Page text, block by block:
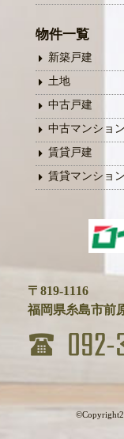
物件一覧
新築戸建
土地
中古戸建
中古マンション
賃貸戸建
賃貸マンション
〒819-1116
福岡県糸島市前